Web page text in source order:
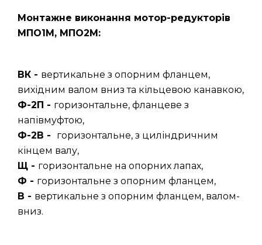
Монтажне виконання мотор-редукторів
МПО1М, МПО2М:
ВК - вертикальне з опорним фланцем,
вихідним валом вниз та кільцевою канавкою,
Ф-2П - горизонтальне, фланцеве з
напівмуфтою,
Ф-2В - горизонтальне, з циліндричним
кінцем валу,
Щ - горизонтальне на опорних лапах,
Ф - горизонтальне з опорним фланцем,
В - вертикальне з опорним фланцем, валом-
вниз.